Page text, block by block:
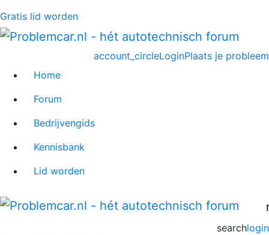
Gratis lid worden
Plaats je probleem
account_circleLogin
Home
Forum
Bedrijvengids
Kennisbank
Lid worden
login
search